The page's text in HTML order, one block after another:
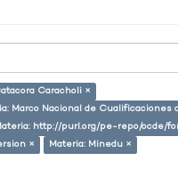
Caracholi ×
Marco Nacional de Cualificaciones
http://purl.org/pe-repo/ocde/
×
Materia: Minedu ×